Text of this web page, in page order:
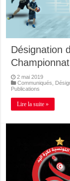
Désignation
2 mai 2019
Communiqués
Publications
Lire la suite »